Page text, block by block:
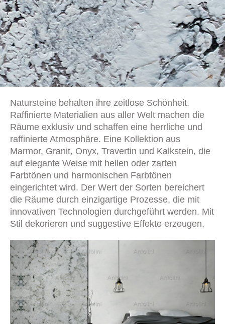
Natursteine behalten ihre zeitlose Schönheit.
Raffinierte Materialien aus aller Welt machen die
Räume exklusiv und schaffen eine herrliche und
raffinierte Atmosphäre. Eine Kollektion aus
Marmor, Granit, Onyx, Travertin und Kalkstein, die
auf elegante Weise mit hellen oder zarten
Farbtönen und harmonischen Farbtönen
eingerichtet wird. Der Wert der Sorten bereichert
die Räume durch einzigartige Prozesse, die mit
innovativen Technologien durchgeführt werden. Mit
Stil dekorieren und suggestive Effekte erzeugen.